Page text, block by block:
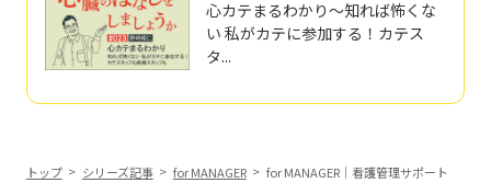
心カテまるわかり～知れば怖くな
い 私がカテに参加する！カテス
タ...
トップ シリーズ記事 for MANAGER for MANAGER｜看護管理サポート